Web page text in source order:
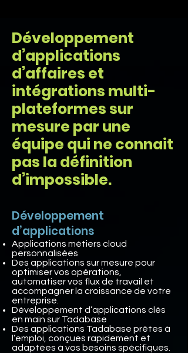
Développement
d’applications
d’affaires et
intégrations multi-
plateformes sur
mesure par une
équipe qui ne connait
pas la définition
d’impossible.
Développement
d’applications
Applications métiers cloud
personnalisées
Des applications sur mesure pour
optimiser vos opérations,
automatiser vos flux de travail et
accompagner la croissance de votre
entreprise.
Développement d’applications clés
en main sur Tadabase
Des applications Tadabase prêtes à
l’emploi, conçues rapidement et
adaptées à vos besoins spécifiques.